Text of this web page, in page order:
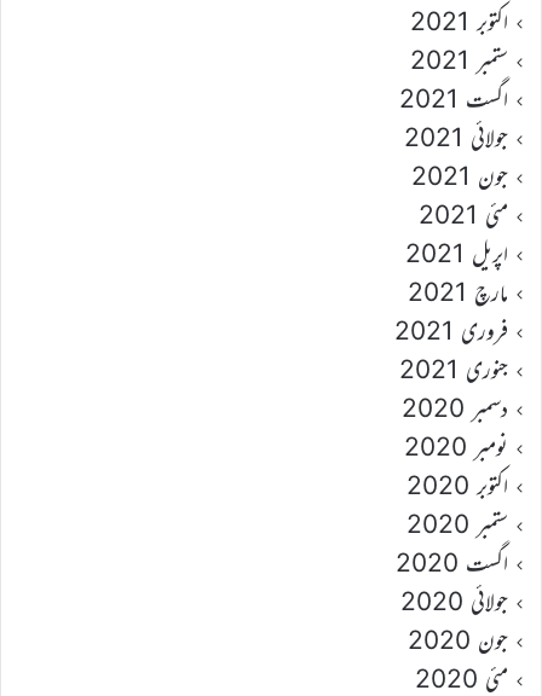
اکتوبر 2021
ستمبر 2021
اگست 2021
جولائی 2021
جون 2021
مئی 2021
اپریل 2021
مارچ 2021
فروری 2021
جنوری 2021
دسمبر 2020
نومبر 2020
اکتوبر 2020
ستمبر 2020
اگست 2020
جولائی 2020
جون 2020
مئی 2020